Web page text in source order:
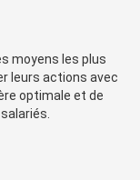
moyens les plus
leurs actions avec
optimale et de